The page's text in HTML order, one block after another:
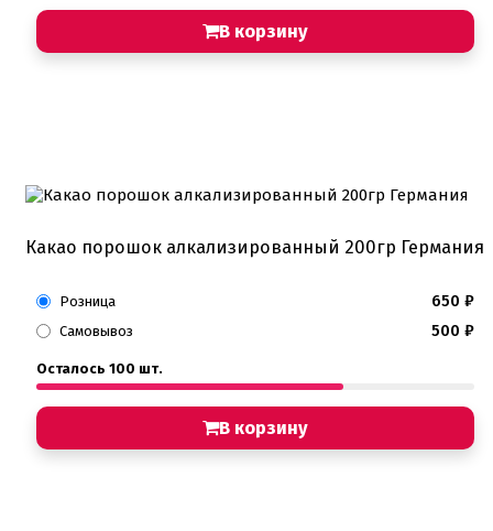
В корзину
Какао порошок алкализированный 200гр Германия
Розница 650 ₽
Самовывоз 500 ₽
Осталось 100 шт.
В корзину